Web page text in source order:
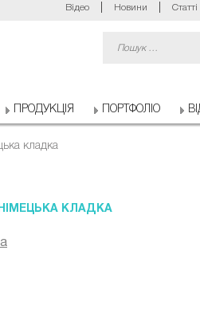
Відео Новини Статті
ПРОДУКЦІЯ ПОРТФОЛІО
кладка
КЛАДКА